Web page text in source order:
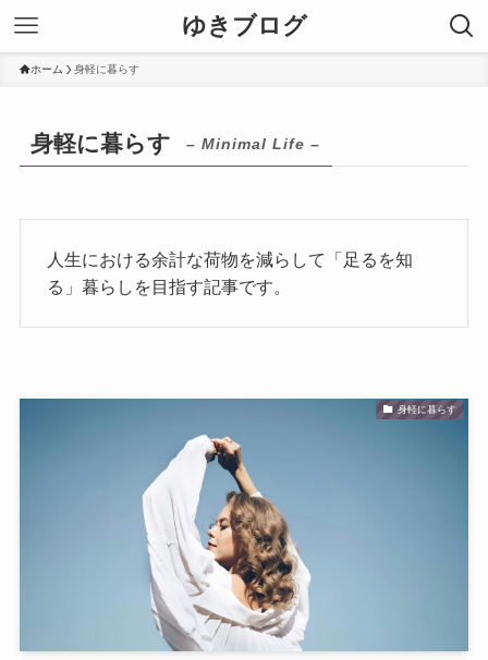
ゆきブログ
ホーム 身軽に暮らす
身軽に暮らす – Minimal Life –
人生における余計な荷物を減らして「足るを知
る」暮らしを目指す記事です。
身軽に暮らす